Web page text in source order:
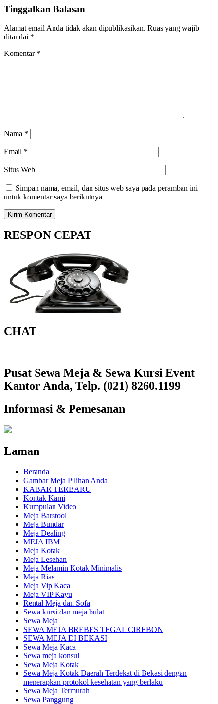
Tinggalkan Balasan
Alamat email Anda tidak akan dipublikasikan. Ruas yang wajib
ditandai *
Komentar *
Nama *
Email *
Situs Web
Simpan nama, email, dan situs web saya pada peramban ini
untuk komentar saya berikutnya.
RESPON CEPAT
CHAT
Pusat Sewa Meja & Sewa Kursi Event
Kantor Anda, Telp. (021) 8260.1199
Informasi & Pemesanan
Laman
Beranda
Gambar Meja Pilihan Anda
KABAR TERBARU
Kontak Kami
Kumpulan Video
Meja Barstool
Meja Bundar
Meja Dealing
MEJA IBM
Meja Kotak
Meja Lesehan
Meja Melamin Kotak Minimalis
Meja Rias
Meja Vip Kaca
Meja VIP Kayu
Rental Meja dan Sofa
Sewa kursi dan meja bulat
Sewa Meja
SEWA MEJA BREBES TEGAL CIREBON
SEWA MEJA DI BEKASI
Sewa Meja Kaca
Sewa meja konsul
Sewa Meja Kotak
Sewa Meja Kotak Daerah Terdekat di Bekasi dengan
menerapkan protokol kesehatan yang berlaku
Sewa Meja Termurah
Sewa Panggung